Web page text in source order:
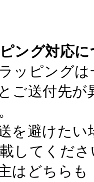
ング対応
ッピング
ご送付先
を避けた
してくださ
はどちら